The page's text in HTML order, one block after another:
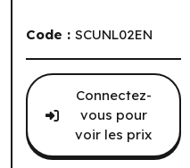
Code : SCUNL02EN
Connectez-
vous pour
voir les prix